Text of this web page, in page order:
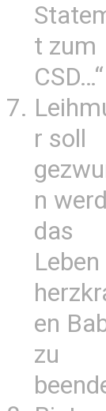
t zum
CSD…“
r soll
n
das
en
zu